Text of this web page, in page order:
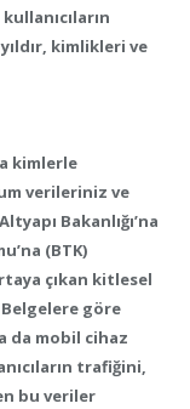
kimlikleri ve
kimlerle
verileriniz ve
Bakanlığı’na
(BTK)
çıkan kitlesel
göre
da mobil cihaz
trafiğini,
bu veriler